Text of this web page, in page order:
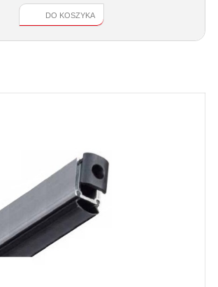
DO KOSZYKA